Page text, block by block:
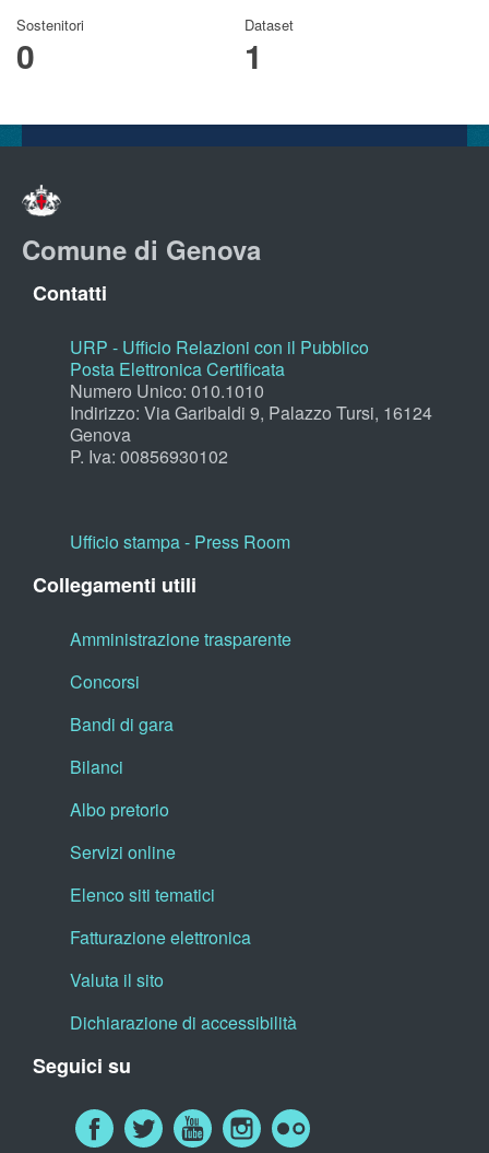
Sostenitori
0
Dataset
1
Comune di Genova
Contatti
URP - Ufficio Relazioni con il Pubblico
Posta Elettronica Certificata
Numero Unico: 010.1010
Indirizzo: Via Garibaldi 9, Palazzo Tursi, 16124
Genova
P. Iva: 00856930102
Ufficio stampa - Press Room
Collegamenti utili
Amministrazione trasparente
Concorsi
Bandi di gara
Bilanci
Albo pretorio
Servizi online
Elenco siti tematici
Fatturazione elettronica
Valuta il sito
Dichiarazione di accessibilità
Seguici su